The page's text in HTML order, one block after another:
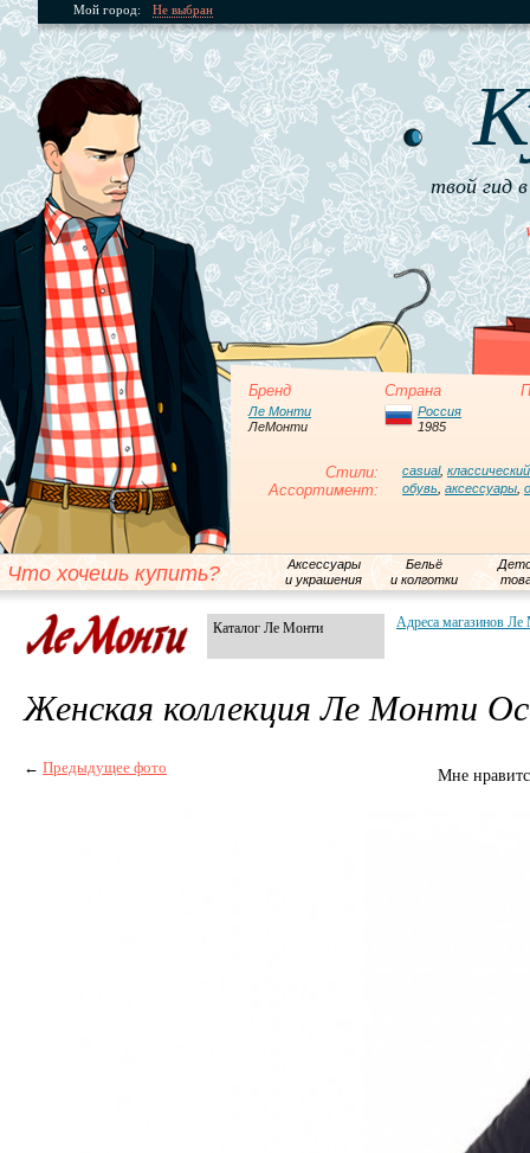
Мой город: Не выбран
твой гид
Бренд Страна
Ле Монти
ЛеМонти
Россия
1985
Стили: casual, классический
Ассортимент: обувь аксессуары
Что хочешь купить?
Аксессуары
и украшения
Бельё
и колготки
Каталог Ле Монти Адреса магазинов Ле
Женская коллекция Ле Монти
← Предыдущее фото Мне